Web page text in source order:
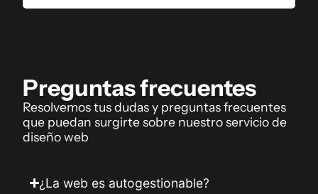
Preguntas frecuentes
Resolvemos tus dudas y preguntas frecuentes
que puedan surgirte sobre nuestro servicio de
diseño web
¿La web es autogestionable?